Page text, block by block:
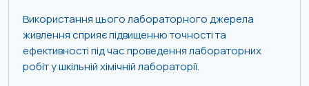
Використання цього лабораторного джерела
живлення сприяє підвищенню точності та
ефективності під час проведення лабораторних
робіт у шкільній хімічній лабораторії.